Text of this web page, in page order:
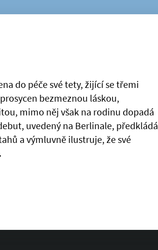
do péče své tety, žijící se třemi
bezmeznou láskou,
mimo něj však na rodinu dopadá
uvedený na Berlinale, předkládá
a výmluvně ilustruje, že své